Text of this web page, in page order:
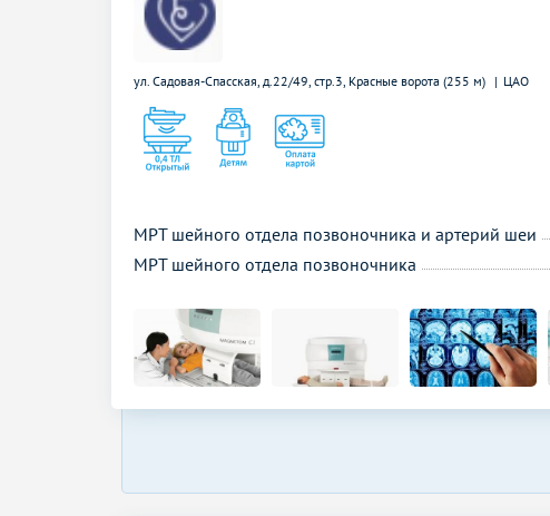
ул. Садовая-Спасская, д.22/49, стр.3, Красные ворота (255 м) ЦАО
МРТ шейного отдела позвоночника и артерий шеи
МРТ шейного отдела позвоночника